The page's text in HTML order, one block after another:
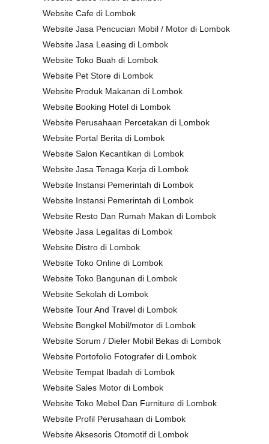
Website Cafe di Lombok
Website Jasa Pencucian Mobil / Motor di Lombok
Website Jasa Leasing di Lombok
Website Toko Buah di Lombok
Website Pet Store di Lombok
Website Produk Makanan di Lombok
Website Booking Hotel di Lombok
Website Perusahaan Percetakan di Lombok
Website Portal Berita di Lombok
Website Salon Kecantikan di Lombok
Website Jasa Tenaga Kerja di Lombok
Website Instansi Pemerintah di Lombok
Website Instansi Pemerintah di Lombok
Website Resto Dan Rumah Makan di Lombok
Website Jasa Legalitas di Lombok
Website Distro di Lombok
Website Toko Online di Lombok
Website Toko Bangunan di Lombok
Website Sekolah di Lombok
Website Tour And Travel di Lombok
Website Bengkel Mobil/motor di Lombok
Website Sorum / Dieler Mobil Bekas di Lombok
Website Portofolio Fotografer di Lombok
Website Tempat Ibadah di Lombok
Website Sales Motor di Lombok
Website Toko Mebel Dan Furniture di Lombok
Website Profil Perusahaan di Lombok
Website Aksesoris Otomotif di Lombok